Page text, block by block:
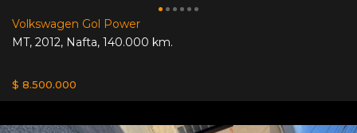
Volkswagen Gol Power
MT, 2012, Nafta, 140.000 km.
$ 8.500.000